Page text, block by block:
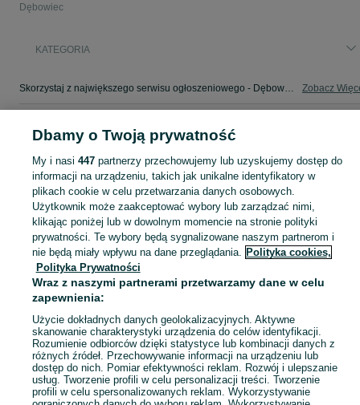
Dębowiec
KATEGORIA
Skorzystaj z największego serwisu ogłoszeniowego - Dębowiec i okolice! - kupuj lub sprzedawaj jeszcze wygodniej w kategorii Felgi! Zobacz
Mapa miejscowości
Mapa ministron
Popularne wyszukiwania
Dbamy o Twoją prywatność
My i nasi 447partnerzy przechowujemy lub uzyskujemy dostęp do
informacji na urządzeniu, takich jak unikalne identyfikatory w
plikach cookie w celu przetwarzania danych osobowych.
Użytkownik może zaakceptować wybory lub zarządzać nimi,
klikając poniżej lub w dowolnym momencie na stronie polityki
prywatności. Te wybory będą sygnalizowane naszym partnerom i
nie będą miały wpływu na dane przeglądania. Polityka cookies,
Polityka Prywatności
Wraz z naszymi partnerami przetwarzamy dane w celu
zapewnienia:
Użycie dokładnych danych geolokalizacyjnych. Aktywne
skanowanie charakterystyki urządzenia do celów identyfikacji.
Rozumienie odbiorców dzięki statystyce lub kombinacji danych z
różnych źródeł. Przechowywanie informacji na urządzeniu lub
dostęp do nich. Pomiar efektywności reklam. Rozwój i ulepszanie
usług. Tworzenie profili w celu personalizacji treści. Tworzenie
profili w celu spersonalizowanych reklam. Wykorzystywanie